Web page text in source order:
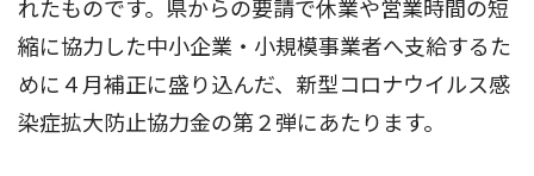
れたものです。県からの要請で休業や営業時間の短
縮に協力した中小企業・小規模事業者へ支給するた
めに４月補正に盛り込んだ、新型コロナウイルス感
染症拡大防止協力金の第２弾にあたります。